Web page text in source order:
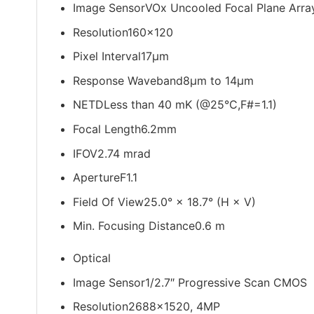
Image SensorVOx Uncooled Focal Plane
Resolution160×120
Pixel Interval17μm
Response Waveband8μm to 14μm
NETDLess than 40 mK (@25°C,F#=1.1)
Focal Length6.2mm
IFOV2.74 mrad
ApertureF1.1
Field Of View25.0° × 18.7° (H × V)
Min. Focusing Distance0.6 m
Optical
Image Sensor1/2.7″ Progressive Scan CMOS
Resolution2688×1520, 4MP